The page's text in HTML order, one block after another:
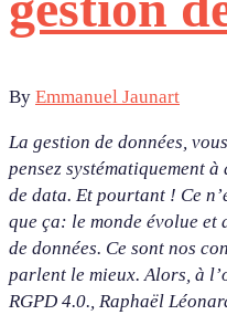
By Emmanuel Jaunart
La gestion de données,
pensez systématiquement
de data. Et pourtant ! Ce
que ça: le monde évolue
de données. Ce sont nos
parlent le mieux. Alors, à
RGPD 4.0., Raphaël